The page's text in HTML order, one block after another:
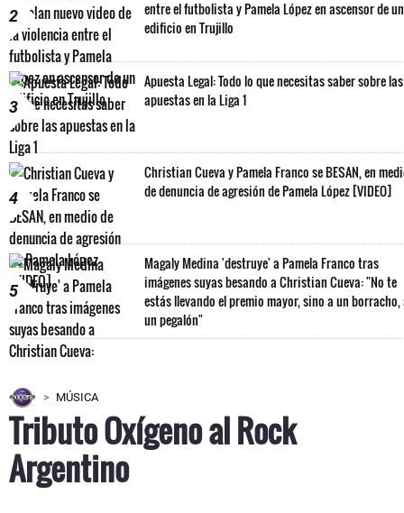
2
entre el futbolista y Pamela López en ascensor de un
edificio en Trujillo
3
Apuesta Legal: Todo lo que necesitas saber sobre las
apuestas en la Liga 1
4
Christian Cueva y Pamela Franco se BESAN, en
de denuncia de agresión de Pamela López [VIDEO]
5
Magaly Medina 'destruye' a Pamela Franco tras
imágenes suyas besando a Christian Cueva: "No te
estás llevando el premio mayor, sino a un borracho,
un pegalón"
MÚSICA
Tributo Oxígeno al Rock
Argentino